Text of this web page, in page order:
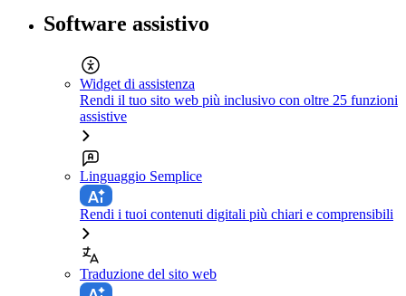
Software assistivo
Widget di assistenza
Rendi il tuo sito web più inclusivo con oltre 25 funzioni
assistive
Linguaggio Semplice
Rendi i tuoi contenuti digitali più chiari e comprensibili
Traduzione del sito web